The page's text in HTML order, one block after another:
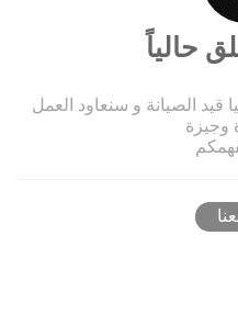
حالياً
قيد الصيانة و سنعاود العمل
وجيزة